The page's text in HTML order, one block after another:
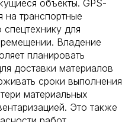
объекты. GPS-
на транспортные
для
Владение
планировать
доставки материалов
сроки выполнения
материальных
Это также